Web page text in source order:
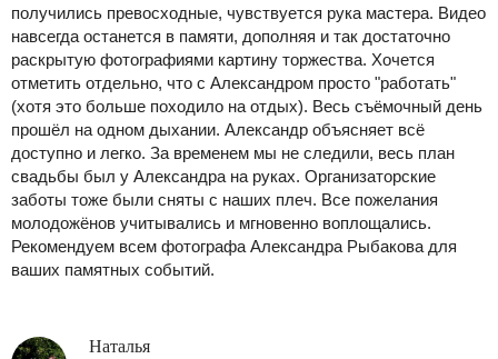
получились превосходные, чувствуется рука мастера. Видео
навсегда останется в памяти, дополняя и так достаточно
раскрытую фотографиями картину торжества. Хочется
отметить отдельно, что с Александром просто "работать"
(хотя это больше походило на отдых). Весь съёмочный день
прошёл на одном дыхании. Александр объясняет всё
доступно и легко. За временем мы не следили, весь план
свадьбы был у Александра на руках. Организаторские
заботы тоже были сняты с наших плеч. Все пожелания
молодожёнов учитывались и мгновенно воплощались.
Рекомендуем всем фотографа Александра Рыбакова для
ваших памятных событий.
Наталья